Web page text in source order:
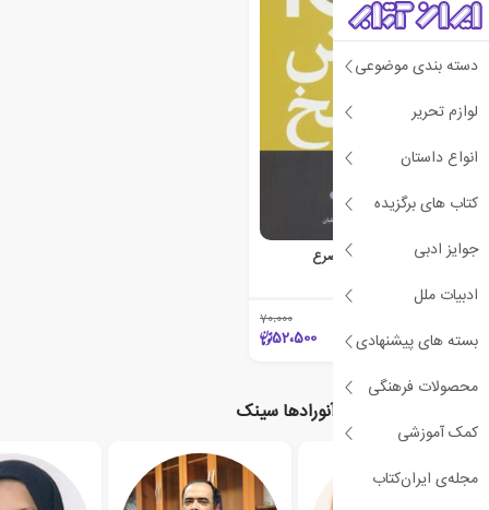
دسته بندی موضوعی
لوازم تحریر
انواع داستان
کتاب های برگزیده
جوایز ادبی
ادبیات ملل
بسته های پیشنهادی
محصولات فرهنگی
کمک آموزشی
مجله‌ی ایران‌کتاب
100 پرسش و پاسخ درباره صرع
70،000
52،500
نویسندگان مرتبط با آنورادها سینک